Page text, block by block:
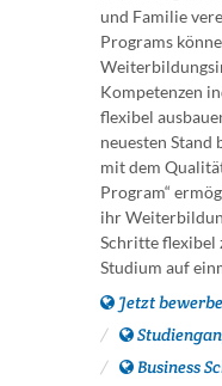
und Familie
Programs
Kompetenzen
flexibel
neuesten Stand
mit dem
Program“
ihr
Schritte flexibel
Studium auf
Jetzt
Business